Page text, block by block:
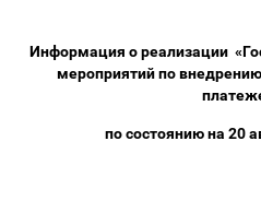
Информация о реализации
мероприятий по
по состоянию на 20